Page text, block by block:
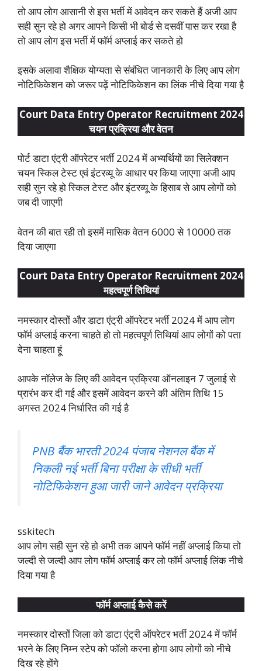
तो आप लोग आसानी से इस भर्ती में आवेदन कर सकते हैं अजी आप
सही सुन रहे हो अगर आपने किसी भी बोर्ड से दसवीं पास कर रखा है
तो आप लोग इस भर्ती में फॉर्म अप्लाई कर सकते हो
इसके अलावा शैक्षिक योग्यता से संबंधित जानकारी के लिए आप लोग
नोटिफिकेशन को जरूर पढ़ें नोटिफिकेशन का लिंक नीचे दिया गया है
Court Data Entry Operator Recruitment 2024
चयन प्रक्रिया और वेतन
पोर्ट डाटा एंट्री ऑपरेटर भर्ती 2024 में अभ्यर्थियों का सिलेक्शन
चयन स्किल टेस्ट एवं इंटरव्यू के आधार पर किया जाएगा अजी आप
सही सुन रहे हो स्किल टेस्ट और इंटरव्यू के हिसाब से आप लोगों को
जब दी जाएगी
वेतन की बात रही तो इसमें मासिक वेतन 6000 से 10000 तक
दिया जाएगा
Court Data Entry Operator Recruitment 2024
महत्वपूर्ण तिथियां
नमस्कार दोस्तों और डाटा एंट्री ऑपरेटर भर्ती 2024 में आप लोग
फॉर्म अप्लाई करना चाहते हो तो महत्वपूर्ण तिथियां आप लोगों को पता
देना चाहता हूं
आपके नॉलेज के लिए की आवेदन प्रक्रिया ऑनलाइन 7 जुलाई से
प्रारंभ कर दी गई और इसमें आवेदन करने की अंतिम तिथि 15
अगस्त 2024 निर्धारित की गई है
PNB बैंक भारती 2024 पंजाब नेशनल बैंक में
निकली नई भर्ती बिना परीक्षा के सीधी भर्ती
नोटिफिकेशन हुआ जारी जाने आवेदन प्रक्रिया
sskitech
आप लोग सही सुन रहे हो अभी तक आपने फॉर्म नहीं अप्लाई किया तो
जल्दी से जल्दी आप लोग फॉर्म अप्लाई कर लो फॉर्म अप्लाई लिंक नीचे
दिया गया है
फॉर्म अप्लाई कैसे करें
नमस्कार दोस्तों जिला को डाटा एंट्री ऑपरेटर भर्ती 2024 में फॉर्म
भरने के लिए निम्न स्टेप को फॉलो करना होगा आप लोगों को नीचे
दिख रहे होंगे